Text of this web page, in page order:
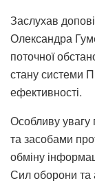
Заслухав
Олександра
поточної
стану системи
ефективності.
Особливу увагу
та засобами
обміну
Сил оборони та